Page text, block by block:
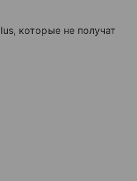
которые не получат